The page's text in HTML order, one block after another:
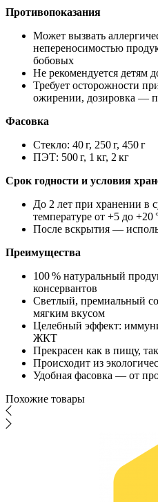
Противопоказания
Может вызвать
непереносимостью
бобовых
Не рекомендуется детям
Требует осторожности
ожирении, дозировка —
Фасовка
Стекло: 40 г, 250 г, 450 г
ПЭТ: 500 г, 1 кг, 2 кг
Срок годности и условия
До 2 лет при хранении в
температуре от +5 до +20
После вскрытия —
Преимущества
100 % натуральный
консервантов
Светлый, премиальный
мягким вкусом
Целебный эффект:
ЖКТ
Прекрасен как в пищу,
Происходит из
Удобная фасовка — от
Похожие товары